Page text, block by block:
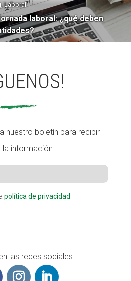
laboral: ¿qué deben
Laboral
nuestro boletín para recibir
la información
política de privacidad
las redes sociales